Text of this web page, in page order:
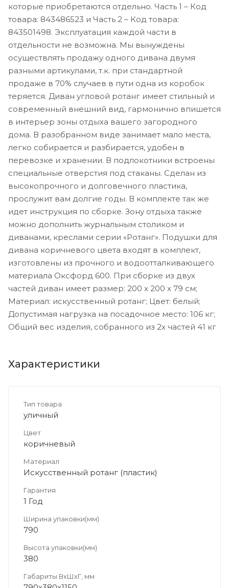
которые приобретаются отдельно. Часть 1 – Код
товара: 843486523 и Часть 2 – Код товара:
843501498. Эксплуатация каждой части в
отдельности не возможна. Мы вынуждены
осуществлять продажу одного дивана двумя
разными артикулами, т.к. при стандартной
продаже в 70% случаев в пути одна из коробок
теряется. Диван угловой ротанг имеет стильный и
современный внешний вид, гармонично впишется
в интерьер зоны отдыха вашего загородного
дома. В разобранном виде занимает мало места,
легко собирается и разбирается, удобен в
перевозке и хранении. В подлокотники встроены
специальные отверстия под стаканы. Сделан из
высокопрочного и долговечного пластика,
прослужит вам долгие годы. В комплекте так же
идет инструкция по сборке. Зону отдыха также
можно дополнить журнальным столиком и
диванами, креслами серии «Ротанг». Подушки для
дивана коричневого цвета входят в комплект,
изготовлены из прочного и водоотталкивающего
материала Оксфорд 600. При сборке из двух
частей диван имеет размер: 200 x 200 x 79 см;
Материал: искусственный ротанг; Цвет: белый;
Допустимая нагрузка на посадочное место: 106 кг;
Общий вес изделия, собранного из 2х частей 41 кг
Характеристики
Тип товара
уличный
Цвет
коричневый
Материал
Искусственный ротанг (пластик)
Гарантия
1 Год
Ширина упаковки(мм)
790
Высота упаковки(мм)
380
Габариты ВхШхГ, мм